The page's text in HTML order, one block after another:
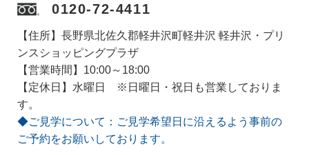
0120-72-4411
【住所】長野県北佐久郡軽井沢町軽井沢 軽井沢・プリ
ンスショッピングプラザ
【営業時間】10:00～18:00
【定休日】水曜日 ※日曜日・祝日も営業しておりま
す。
◆ご見学について：ご見学希望日に沿えるよう事前の
ご予約をお願いしております。